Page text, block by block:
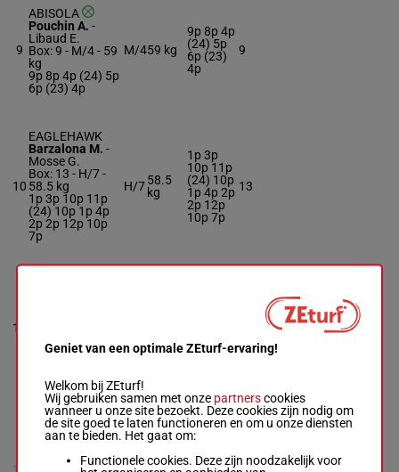
9
ABISOLA
Pouchin A. -
Libaud E.
Box: 9 - M/4 - 59
kg
9p 8p 4p (24) 5p
6p (23) 4p
M/459 kg
9p 8p 4p
(24) 5p
6p (23)
4p
9
10
EAGLEHAWK
Barzalona M. -
Mosse G.
Box: 13 - H/7 -
58.5 kg
1p 3p 10p 11p
(24) 10p 1p 4p
2p 2p 12p 10p
7p
H/758.5
kg
1p 3p
10p 11p
(24) 10p
1p 4p 2p
2p 12p
10p 7p
13
11
(24) 12p 9p 4p
1p 5p 2p
MARKSWOMAN
Bachelot T.-
Leroy J.
6p 7p 9p
2p (24)
12p 10p
Geniet van een optimale ZEturf-ervaring!
Welkom bij ZEturf!
Wij gebruiken samen met onze partnerscookies
wanneer u onze site bezoekt. Deze cookies zijn nodig om
de site goed te laten functioneren en om u onze diensten
aan te bieden. Het gaat om:
Functionele cookies. Deze zijn noodzakelijk voor